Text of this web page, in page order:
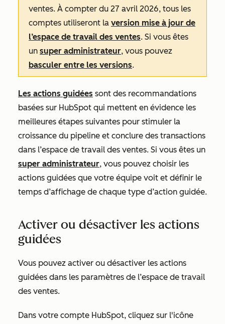
ventes. À compter du 27 avril 2026, tous les
comptes utiliseront la version mise à jour de
l’espace de travail des ventes. Si vous êtes
un super administrateur, vous pouvez
basculer entre les versions.
Les actions guidées sont des recommandations
basées sur HubSpot qui mettent en évidence les
meilleures étapes suivantes pour stimuler la
croissance du pipeline et conclure des transactions
dans l’espace de travail des ventes. Si vous êtes un
super administrateur, vous pouvez choisir les
actions guidées que votre équipe voit et définir le
temps d’affichage de chaque type d’action guidée.
Activer ou désactiver les actions
guidées
Vous pouvez activer ou désactiver les actions
guidées dans les paramètres de l’espace de travail
des ventes.
Dans votre compte HubSpot, cliquez sur l'icône